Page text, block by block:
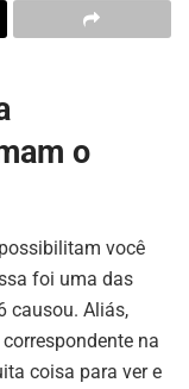
o
você
foi uma das
causou. Aliás,
na
coisa para ver e